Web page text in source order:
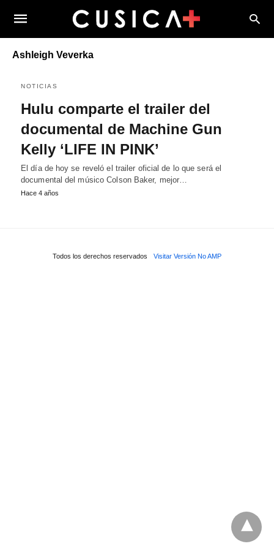
Ashleigh Veverka
NOTICIAS
Hulu comparte el trailer del
documental de Machine Gun
Kelly ‘LIFE IN PINK’
El día de hoy se reveló el trailer oficial de lo que será el
documental del músico Colson Baker​​​, mejor…
Hace 4 años
Todos los derechos reservados Visitar Versión No AMP